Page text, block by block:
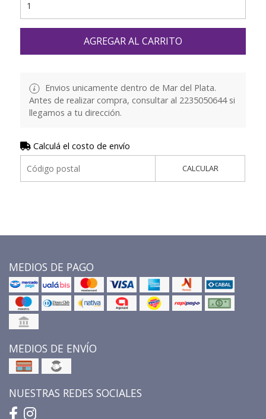
AGREGAR AL CARRITO
Envios unicamente dentro de Mar del Plata.
Antes de realizar compra, consultar al 2235050644 si
llegamos a tu dirección.
Calculá el costo de envío
CALCULAR
MEDIOS DE PAGO
MEDIOS DE ENVÍO
NUESTRAS REDES SOCIALES